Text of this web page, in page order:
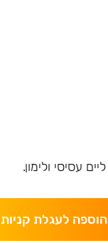
עסיסי ולימון.
הוספה לעגלת קניות